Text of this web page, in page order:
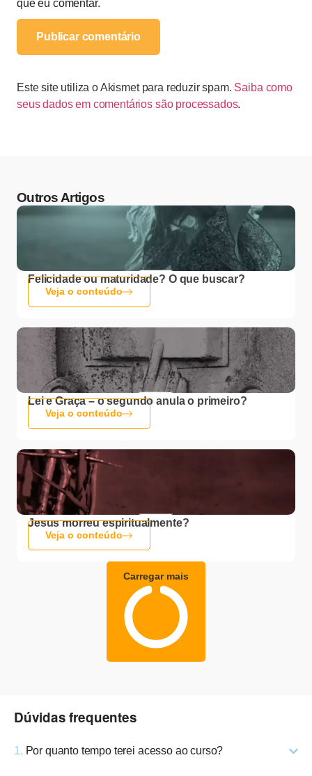
que eu comentar.
Este site utiliza o Akismet para reduzir spam. Saiba como
seus dados em comentários são processados.
Outros Artigos
Felicidade ou maturidade? O que buscar?
Veja o conteúdo
Lei e Graça – o segundo anula o primeiro?
Veja o conteúdo
Jesus morreu espiritualmente?
Veja o conteúdo
Carregar mais
Dúvidas frequentes
1. Por quanto tempo terei acesso ao curso?